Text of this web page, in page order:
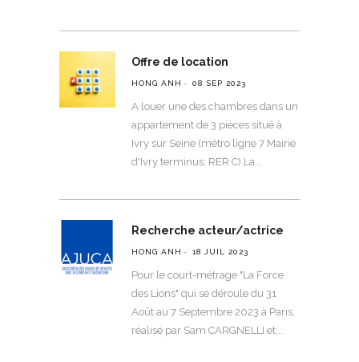
Offre de location
HONG ANH 08 SEP 2023
A louer une des chambres dans un
appartement de 3 pièces situé à
Ivry sur Seine (métro ligne 7 Mairie
d'Ivry terminus; RER C).La
Recherche acteur/actrice
HONG ANH 18 JUIL 2023
Pour le court-métrage "La Force
des Lions" qui se déroule du 31
Août au 7 Septembre 2023 à Paris,
réalisé par Sam CARGNELLI et